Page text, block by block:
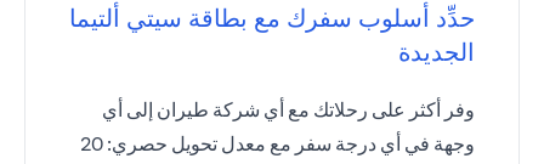
حدِّد أسلوب سفرك مع بطاقة سيتي ألتيما
الجديدة
وفر أكثر على رحلاتك مع أي شركة طيران إلى أي
وجهة في أي درجة سفر مع معدل تحويل حصري: 20